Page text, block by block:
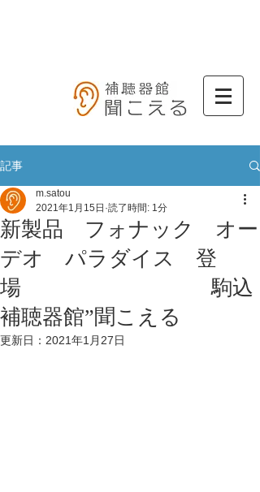
記事
新製品 フォナック オー
デオ パラダイス 登
場 駒込
補聴器館”聞こえる
m.satou
2021年1月15日 読了時間: 1分
更新日： 2021年1月27日